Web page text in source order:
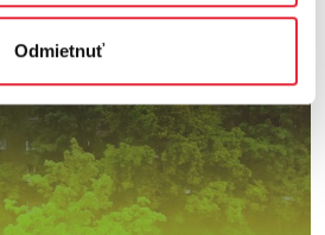
Odmietnuť